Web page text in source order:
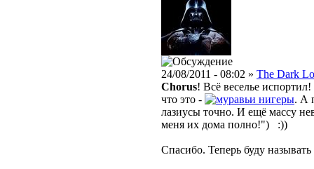
24/08/2011 - 08:02 » The Dark
Chorus! Всё веселье
что это -
нигеры. А
лазиусы точно. И ещё массу
меня их дома полно!") :))
Спасибо. Теперь буду